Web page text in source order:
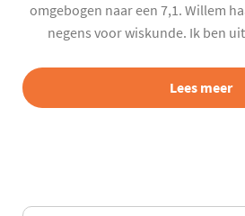
omgebogen naar een 7,1. Willem
negens voor wiskunde. Ik ben
Lees meer